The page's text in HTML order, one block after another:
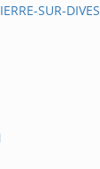
SUR-DIVES